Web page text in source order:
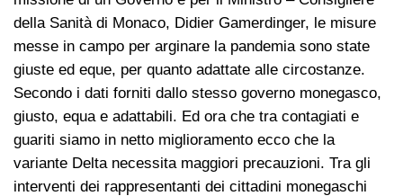
della Sanità di Monaco, Didier Gamerdinger, le misure
messe in campo per arginare la pandemia sono state
giuste ed eque, per quanto adattate alle circostanze.
Secondo i dati forniti dallo stesso governo monegasco,
giusto, equa e adattabili. Ed ora che tra contagiati e
guariti siamo in netto miglioramento ecco che la
variante Delta necessita maggiori precauzioni. Tra gli
interventi dei rappresentanti dei cittadini monegaschi